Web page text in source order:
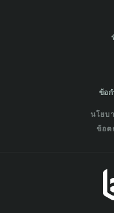
ข้อก
นโยบ
ข้อต